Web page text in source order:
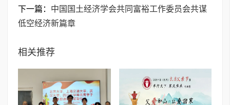
下一篇： 中国国土经济学会共同富裕工作委员会共谋
低空经济新篇章
相关推荐